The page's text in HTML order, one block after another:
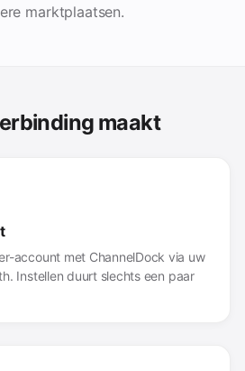
marktplaatsen.
maakt
account met ChannelDock via uw
Instellen duurt slechts een paar